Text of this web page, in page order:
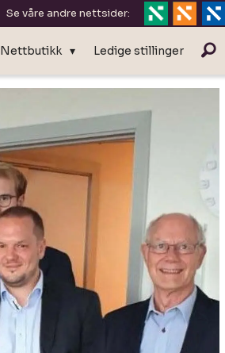
Se våre andre nettsider:
Nettbutikk Ledige stillinger